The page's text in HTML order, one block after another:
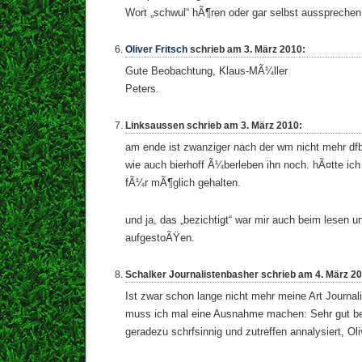
Wort „schwul“ hÃ¶ren oder gar selbst
Oliver Fritsch schrieb am 3. März 2010:
Gute Beobachtung, Klaus-MÃ¼ller
Peters.
Linksaussen schrieb am 3. März 2010:
am ende ist zwanziger nach der wm nicht mehr
wie auch bierhoff Ã¼berleben ihn noch. hÃ¤tte
fÃ¼r mÃ¶glich gehalten.
und ja, das „bezichtigt“ war mir auch beim lesen
aufgestoÃŸen.
Schalker Journalistenbasher schrieb am 4. März
Ist zwar schon lange nicht mehr meine Art
muss ich mal eine Ausnahme machen: Sehr gut
geradezu schrfsinnig und zutreffen annalysiert,